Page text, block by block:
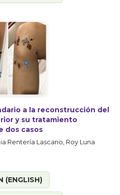
a la reconstrucción del
y su tratamiento
dos casos
Rentería Lascano, Roy Luna
(ENGLISH)